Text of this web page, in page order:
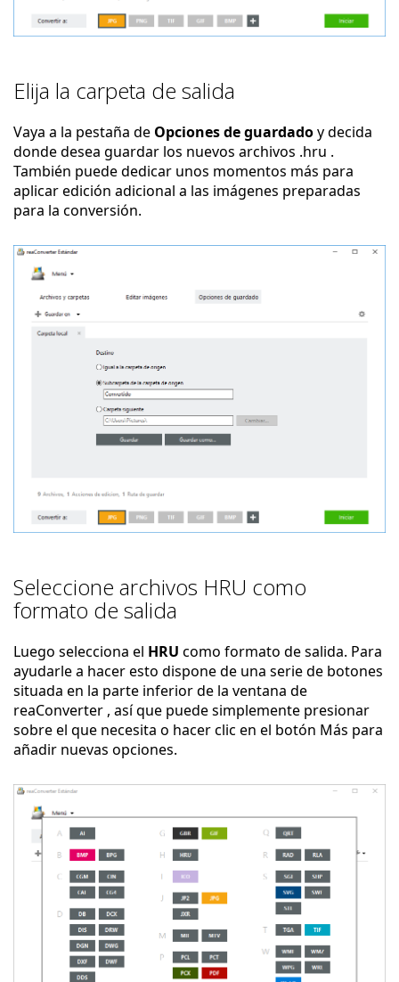
Elija la carpeta de salida
Vaya a la pestaña de Opciones de guardadoy decida
donde desea guardar los nuevos archivos .hru .
También puede dedicar unos momentos más para
aplicar edición adicional a las imágenes preparadas
para la conversión.
Seleccione archivos HRU como
formato de salida
Luego selecciona el HRU como formato de salida. Para
ayudarle a hacer esto dispone de una serie de botones
situada en la parte inferior de la ventana de
reaConverter , así que puede simplemente presionar
sobre el que necesita o hacer clic en el botón Más para
añadir nuevas opciones.